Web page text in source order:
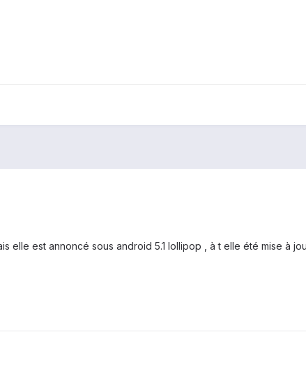
elle est annoncé sous android 5.1 lollipop , à t elle été mise à